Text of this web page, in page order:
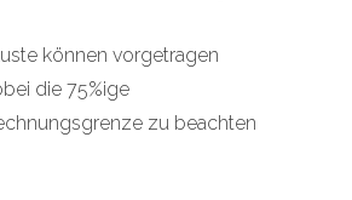
können vorgetragen
die 75%ige
zu beachten